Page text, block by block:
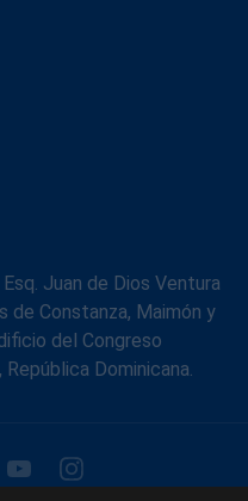
Juan de Dios Ventura
de Constanza, Maimón y
del Congreso
Dominicana.